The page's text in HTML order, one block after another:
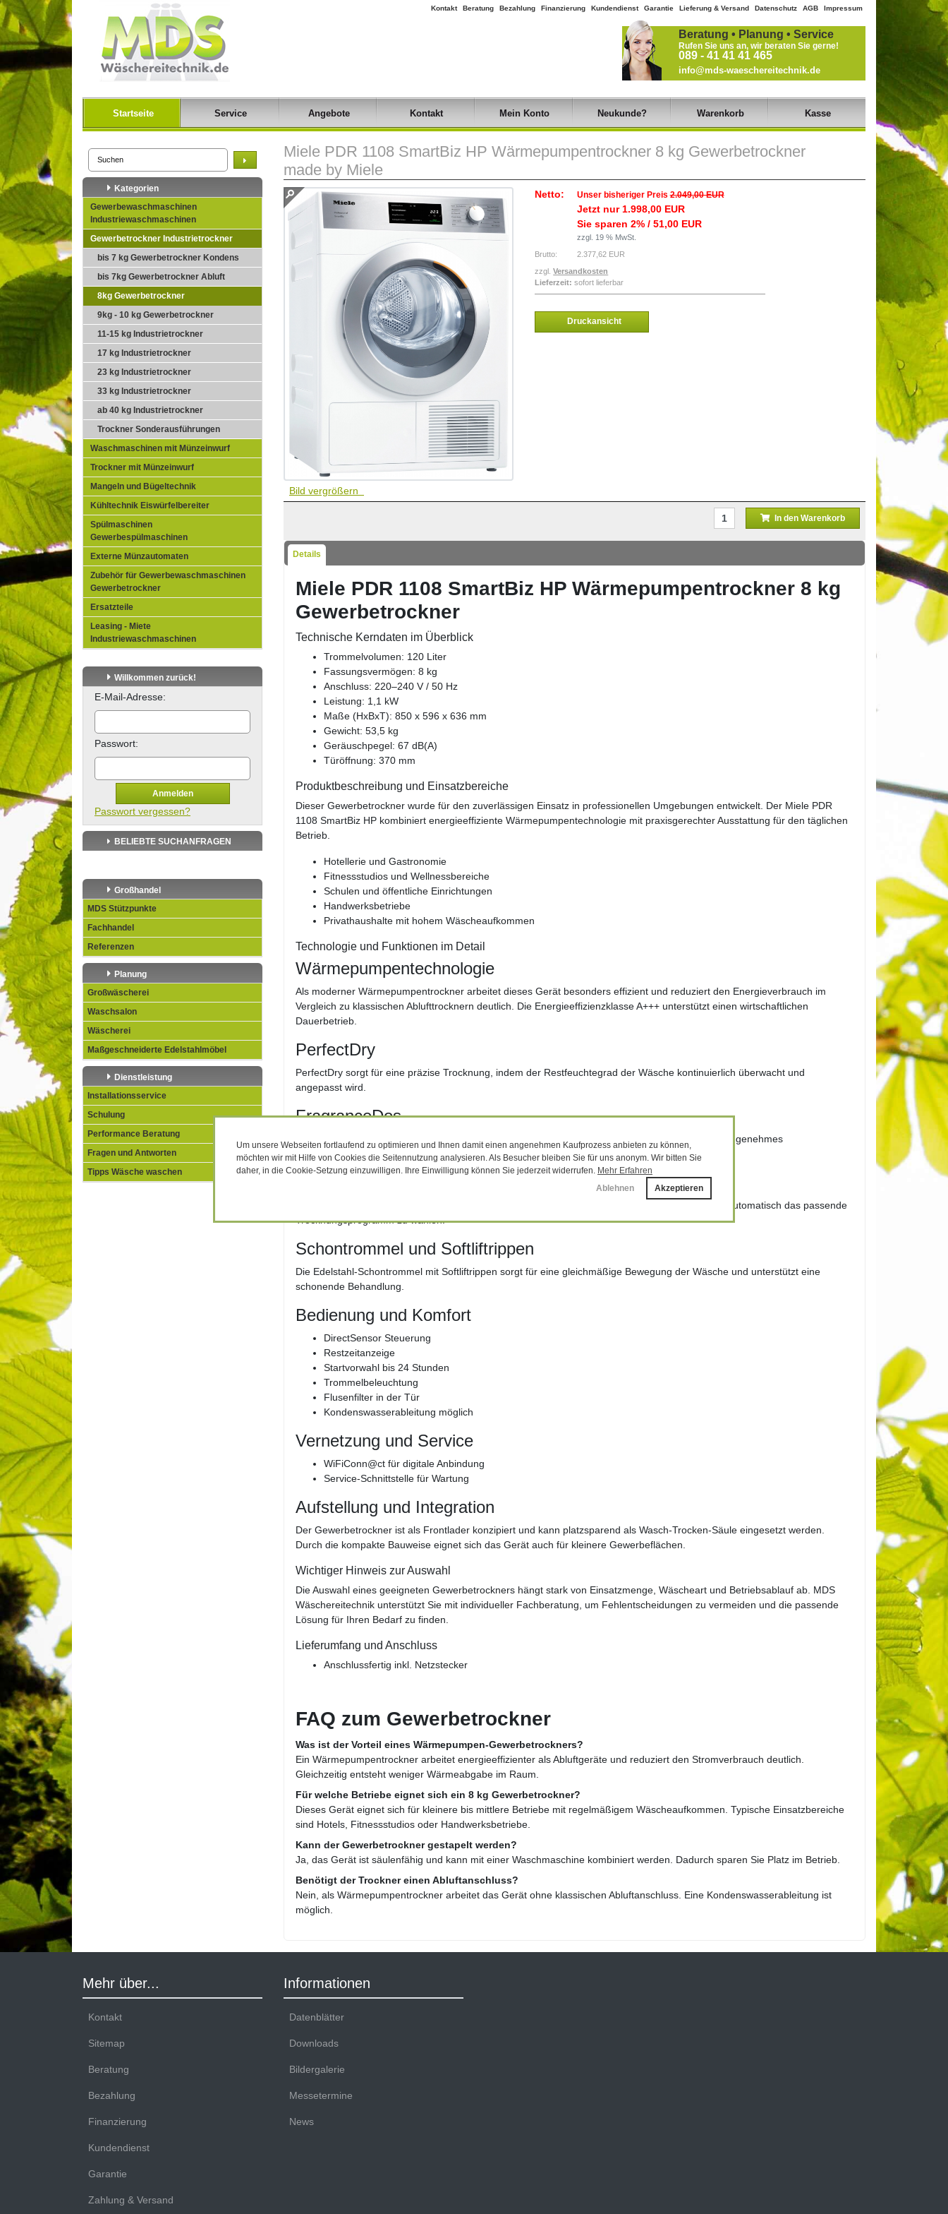
Um unsere Webseiten fortlaufend zu optimieren und Ihnen damit einen angenehmen Kaufprozess anbieten zu können,
möchten wir mit Hilfe von Cookies die Seitennutzung analysieren. Als Besucher bleiben Sie für uns anonym. Wir bitten Sie
daher, in die Cookie-Setzung einzuwilligen. Ihre Einwilligung können Sie jederzeit widerrufen. Mehr Erfahren
Ablehnen
Akzeptieren
Kontakt Beratung Bezahlung Finanzierung Kundendienst Garantie Lieferung & Versand Datenschutz AGB Impressum
Beratung • Planung • Service
Rufen Sie uns an, wir beraten Sie gerne!
089 - 41 41 41 465
info@mds-waeschereitechnik.de
Startseite Service Angebote Kontakt Mein Konto Neukunde? Warenkorb Kasse
Kategorien
Gewerbewaschmaschinen
Industriewaschmaschinen
Gewerbetrockner Industrietrockner
bis 7 kg Gewerbetrockner Kondens
bis 7kg Gewerbetrockner Abluft
8kg Gewerbetrockner
9kg - 10 kg Gewerbetrockner
11-15 kg Industrietrockner
17 kg Industrietrockner
23 kg Industrietrockner
33 kg Industrietrockner
ab 40 kg Industrietrockner
Trockner Sonderausführungen
Waschmaschinen mit Münzeinwurf
Trockner mit Münzeinwurf
Mangeln und Bügeltechnik
Kühltechnik Eiswürfelbereiter
Spülmaschinen
Gewerbespülmaschinen
Externe Münzautomaten
Zubehör für Gewerbewaschmaschinen
Gewerbetrockner
Ersatzteile
Leasing - Miete
Industriewaschmaschinen
Willkommen zurück!
E-Mail-Adresse:
Passwort:
Anmelden
Passwort vergessen?
BELIEBTE SUCHANFRAGEN
Großhandel
MDS Stützpunkte
Fachhandel
Referenzen
Planung
Großwäscherei
Waschsalon
Wäscherei
Maßgeschneiderte Edelstahlmöbel
Dienstleistung
Installationsservice
Schulung
Performance Beratung
Fragen und Antworten
Tipps Wäsche waschen
Miele PDR 1108 SmartBiz HP Wärmepumpentrockner 8 kg Gewerbetrockner
made by Miele
Bild vergrößern
Netto: Unser bisheriger Preis2.049,00 EUR
Jetzt nur 1.998,00 EUR
Sie sparen 2% / 51,00 EUR
zzgl. 19 % MwSt.
Brutto:
2.377,62 EUR
zzgl.Versandkosten
Lieferzeit: sofort lieferbar
Druckansicht
In den Warenkorb
Details
Miele PDR 1108 SmartBiz HP Wärmepumpentrockner 8 kg
Gewerbetrockner
Technische Kerndaten im Überblick
Trommelvolumen: 120 Liter
Fassungsvermögen: 8 kg
Anschluss: 220–240 V / 50 Hz
Leistung: 1,1 kW
Maße (HxBxT): 850 x 596 x 636 mm
Gewicht: 53,5 kg
Geräuschpegel: 67 dB(A)
Türöffnung: 370 mm
Produktbeschreibung und Einsatzbereiche
Dieser Gewerbetrockner wurde für den zuverlässigen Einsatz in professionellen Umgebungen entwickelt. Der Miele PDR
1108 SmartBiz HP kombiniert energieeffiziente Wärmepumpentechnologie mit praxisgerechter Ausstattung für den täglichen
Betrieb.
Hotellerie und Gastronomie
Fitnessstudios und Wellnessbereiche
Schulen und öffentliche Einrichtungen
Handwerksbetriebe
Privathaushalte mit hohem Wäscheaufkommen
Technologie und Funktionen im Detail
Wärmepumpentechnologie
Als moderner Wärmepumpentrockner arbeitet dieses Gerät besonders effizient und reduziert den Energieverbrauch im
Vergleich zu klassischen Ablufttrocknern deutlich. Die Energieeffizienzklasse A+++ unterstützt einen wirtschaftlichen
Dauerbetrieb.
PerfectDry
PerfectDry sorgt für eine präzise Trocknung, indem der Restfeuchtegrad der Wäsche kontinuierlich überwacht und
angepasst wird.
FragranceDos
Mit FragranceDos kann während des Trockenvorgangs ein Duft hinzugefügt werden, der für ein angenehmes
Wäscheergebnis sorgt.
Die Wash2Dry Funktion ermöglicht die Abstimmung zwischen Waschmaschine und Trockner, um automatisch das passende
Trocknungsprogramm zu wählen.
Schontrommel und Softliftrippen
Die Edelstahl-Schontrommel mit Softliftrippen sorgt für eine gleichmäßige Bewegung der Wäsche und unterstützt eine
schonende Behandlung.
Bedienung und Komfort
DirectSensor Steuerung
Restzeitanzeige
Startvorwahl bis 24 Stunden
Trommelbeleuchtung
Flusenfilter in der Tür
Kondenswasserableitung möglich
Vernetzung und Service
WiFiConn@ct für digitale Anbindung
Service-Schnittstelle für Wartung
Aufstellung und Integration
Der Gewerbetrockner ist als Frontlader konzipiert und kann platzsparend als Wasch-Trocken-Säule eingesetzt werden.
Durch die kompakte Bauweise eignet sich das Gerät auch für kleinere Gewerbeflächen.
Wichtiger Hinweis zur Auswahl
Die Auswahl eines geeigneten Gewerbetrockners hängt stark von Einsatzmenge, Wäscheart und Betriebsablauf ab. MDS
Wäschereitechnik unterstützt Sie mit individueller Fachberatung, um Fehlentscheidungen zu vermeiden und die passende
Lösung für Ihren Bedarf zu finden.
Lieferumfang und Anschluss
Anschlussfertig inkl. Netzstecker
FAQ zum Gewerbetrockner
Was ist der Vorteil eines Wärmepumpen-Gewerbetrockners?
Ein Wärmepumpentrockner arbeitet energieeffizienter als Abluftgeräte und reduziert den Stromverbrauch deutlich.
Gleichzeitig entsteht weniger Wärmeabgabe im Raum.
Für welche Betriebe eignet sich ein 8 kg Gewerbetrockner?
Dieses Gerät eignet sich für kleinere bis mittlere Betriebe mit regelmäßigem Wäscheaufkommen. Typische Einsatzbereiche
sind Hotels, Fitnessstudios oder Handwerksbetriebe.
Kann der Gewerbetrockner gestapelt werden?
Ja, das Gerät ist säulenfähig und kann mit einer Waschmaschine kombiniert werden. Dadurch sparen Sie Platz im Betrieb.
Benötigt der Trockner einen Abluftanschluss?
Nein, als Wärmepumpentrockner arbeitet das Gerät ohne klassischen Abluftanschluss. Eine Kondenswasserableitung ist
möglich.
Mehr über...
Kontakt
Sitemap
Beratung
Bezahlung
Finanzierung
Kundendienst
Garantie
Zahlung & Versand
Informationen
Datenblätter
Downloads
Bildergalerie
Messetermine
News